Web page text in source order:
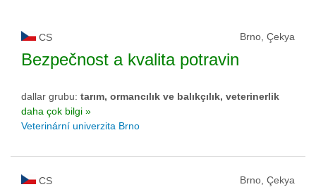
CS Brno, Çekya
Bezpečnost a kvalita potravin
dallar grubu: tarım, ormancılık ve balıkçılık, veterinerlik
daha çok bilgi »
Veterinární univerzita Brno
CS Brno, Çekya